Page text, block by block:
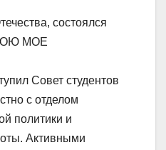
состоялся
МОЕ
Совет студентов
с отделом
политики и
Активными